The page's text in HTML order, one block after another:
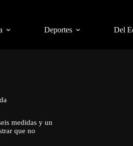
Deportes Del
medidas y un
que no